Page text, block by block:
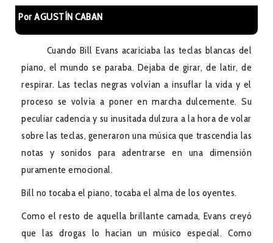
Por AGUSTÍN CABAN
Cuando Bill Evans acariciaba las teclas blancas del
piano, el mundo se paraba. Dejaba de girar, de latir, de
respirar. Las teclas negras volvían a insuflar la vida y el
proceso se volvía a poner en marcha dulcemente. Su
peculiar cadencia y su inusitada dulzura a la hora de volar
sobre las teclas, generaron una música que trascendía las
notas y sonidos para adentrarse en una dimensión
puramente emocional.
Bill no tocaba el piano, tocaba el alma de los oyentes.
Como el resto de aquella brillante camada, Evans creyó
que las drogas lo hacían un músico especial. Como